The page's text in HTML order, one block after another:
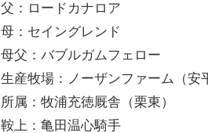
父：ロードカナロア
母：セイングレンド
母父：バブルガムフェロー
生産牧場：ノーザンファーム（安
所属：牧浦充徳厩舎（栗東）
鞍上：亀田温心騎手